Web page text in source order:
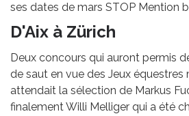
ses dates de mars STOP Mention
D'Aix à Zürich
Deux concours qui auront permis
de saut en vue des Jeux équestres
attendait la sélection de Markus
finalement Willi Melliger qui a été